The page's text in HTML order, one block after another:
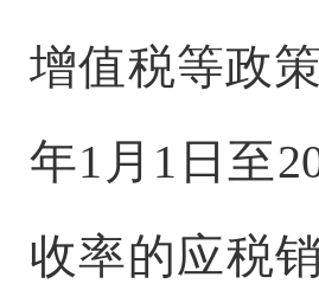
增值税等政
年1月1日至
收率的应税